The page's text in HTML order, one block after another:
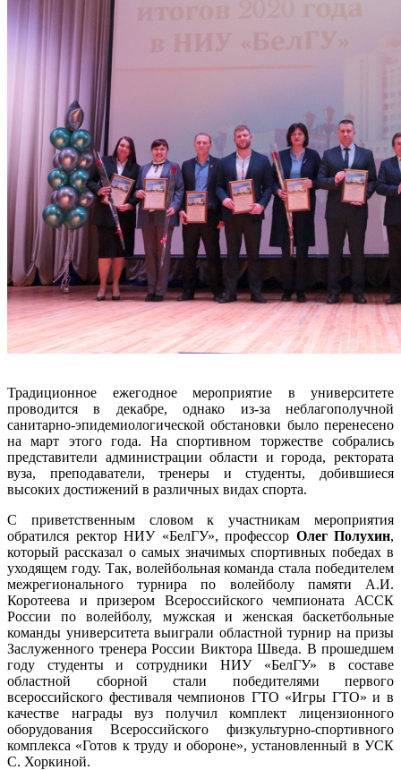
Традиционное ежегодное мероприятие в университете
проводится в декабре, однако из-за неблагополучной
санитарно-эпидемиологической обстановки было перенесено
на март этого года. На спортивном торжестве собрались
представители администрации области и города, ректората
вуза, преподаватели, тренеры и студенты, добившиеся
высоких достижений в различных видах спорта.
С приветственным словом к участникам мероприятия
обратился ректор НИУ «БелГУ», профессор Олег Полухин,
который рассказал о самых значимых спортивных победах в
уходящем году. Так, волейбольная команда стала победителем
межрегионального турнира по волейболу памяти А.И.
Коротеева и призером Всероссийского чемпионата АССК
России по волейболу, мужская и женская баскетбольные
команды университета выиграли областной турнир на призы
Заслуженного тренера России Виктора Шведа. В прошедшем
году студенты и сотрудники НИУ «БелГУ» в составе
областной сборной стали победителями первого
всероссийского фестиваля чемпионов ГТО «Игры ГТО» и в
качестве награды вуз получил комплект лицензионного
оборудования Всероссийского физкультурно-спортивного
комплекса «Готов к труду и обороне», установленный в УСК
С. Хоркиной.